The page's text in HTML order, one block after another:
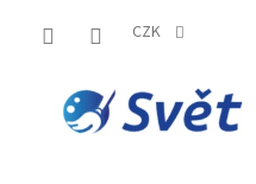
CZK